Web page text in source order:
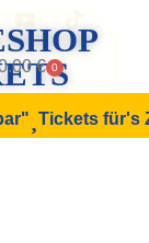
€ 0
Tickets für's